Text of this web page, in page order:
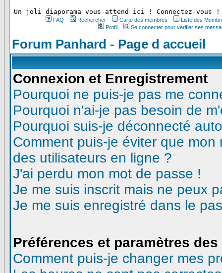
Un joli diaporama vous attend ici ! Connectez-vous !
FAQ Rechercher Carte des membres
Liste des
Profil
Se connecter pour vérifier ses
Forum Panhard - Page d accueil
Connexion et Enregistrement
Pourquoi ne puis-je pas me
Pourquoi n'ai-je pas besoin de
Pourquoi suis-je déconnecté
Comment puis-je éviter que
des utilisateurs en ligne ?
J'ai perdu mon mot de passe !
Je me suis inscrit mais ne peux
Je me suis enregistré dans le
Préférences et paramètres
Comment puis-je changer mes